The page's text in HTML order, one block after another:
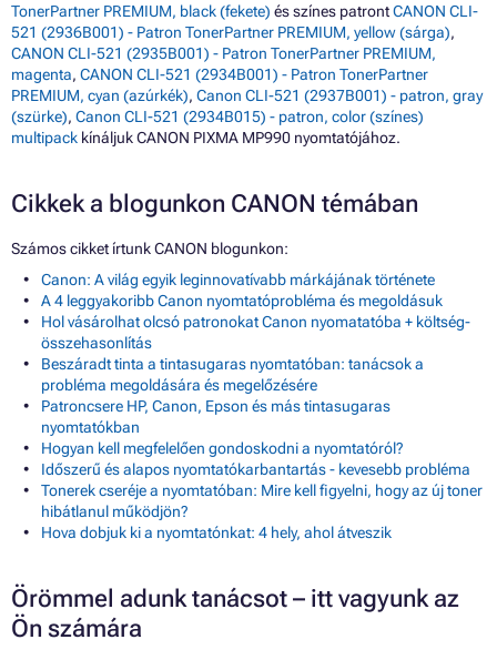
TonerPartner PREMIUM, black (fekete) és színes patrontCANON CLI-
521 (2936B001) - Patron TonerPartner PREMIUM, yellow (sárga),
CANON CLI-521 (2935B001) - Patron TonerPartner PREMIUM,
magenta, CANON CLI-521 (2934B001) - Patron TonerPartner
PREMIUM, cyan (azúrkék), Canon CLI-521 (2937B001) - patron, gray
(szürke), Canon CLI-521 (2934B015) - patron, color (színes)
multipack kínáljuk CANON PIXMA MP990 nyomtatójához.
Cikkek a blogunkon CANON témában
Számos cikket írtunk CANON blogunkon:
Canon: A világ egyik leginnovatívabb márkájának története
A 4 leggyakoribb Canon nyomtatóprobléma és megoldásuk
Hol vásárolhat olcsó patronokat Canon nyomatatóba + költség-
összehasonlítás
Beszáradt tinta a tintasugaras nyomtatóban: tanácsok a
probléma megoldására és megelőzésére
Patroncsere HP, Canon, Epson és más tintasugaras
nyomtatókban
Hogyan kell megfelelően gondoskodni a nyomtatóról?
Időszerű és alapos nyomtatókarbantartás - kevesebb probléma
Tonerek cseréje a nyomtatóban: Mire kell figyelni, hogy az új toner
hibátlanul működjön?
Hova dobjuk ki a nyomtatónkat: 4 hely, ahol átveszik
Örömmel adunk tanácsot – itt vagyunk az
Ön számára